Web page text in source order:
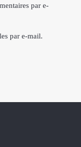
par e-
par e-mail.